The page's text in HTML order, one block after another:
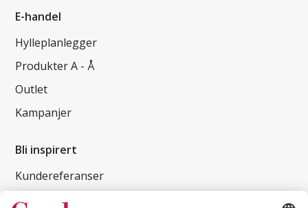
E-handel
Hylleplanlegger
Produkter A - Å
Outlet
Kampanjer
Bli inspirert
Kundereferanser
Magasin